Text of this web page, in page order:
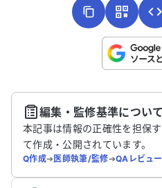
こちらは送信専用のフォーム
送信
編集・監修基準について
本記事は情報の正確性を担保
て作成・公開されています。
Q作成➔医師執筆/監修➔QAレビュー